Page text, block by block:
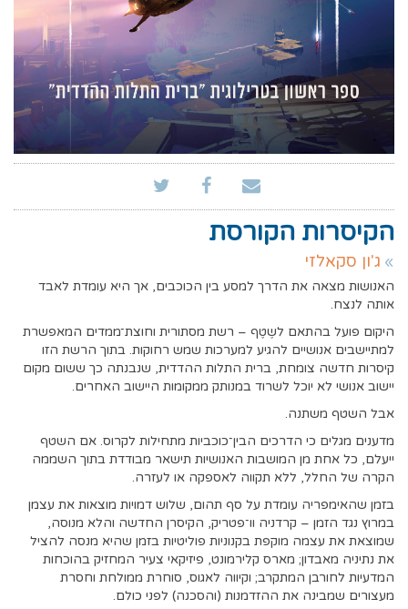
הקיסרות הקורסת
ג'ון סקאלזי
האנושות מצאה את הדרך למסע בין הכוכבים, אך היא עומדת לאבד
אותה לנצח.
היקום פועל בהתאם לשֶטֶף – רשת מסתורית וחוצת־ממדים המאפשרת
למתיישבים אנושיים להגיע למערכות שמש רחוקות. בתוך הרשת הזו
קיסרות חדשה צומחת, ברית התלות ההדדית, שנבנתה כך ששום מקום
יישוב אנושי לא יוכל לשרוד במנותק ממקומות היישוב האחרים.
אבל השטף משתנה.
מדענים מגלים כי הדרכים הבין־כוכביות מתחילות לקרוס. אם השטף
ייעלם, כל אחת מן המושבות האנושיות תישאר מבודדת בתוך השממה
הקרה של החלל, ללא תקווה לאספקה או לעזרה.
בזמן שהאימפריה עומדת על סף תהום, שלוש דמויות מוצאות את עצמן
במרוץ נגד הזמן – קרדניה וו־פטריק, הקיסרן החדשה והלא מנוסה,
שמוצאת את עצמה מוקפת בקנוניות פוליטיות בזמן שהיא מנסה להציל
את נתיניה מאבדון; מארס קלירמונט, פיזיקאי צעיר המחזיק בהוכחות
המדעיות לחורבן המתקרב; וקיווה לאגוס, סוחרת ממולחת וחסרת
מעצורים שמבינה את ההזדמנות (והסכנה) לפני כולם.